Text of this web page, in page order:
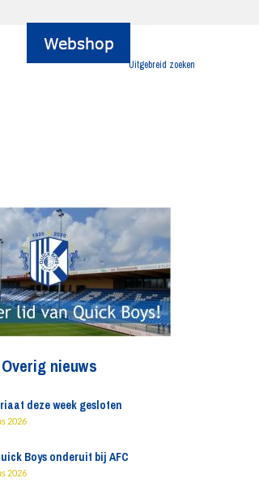
Uitgebreid zoeken
Overig nieuws
deze week gesloten
2026
Boys onderuit bij AFC
2026